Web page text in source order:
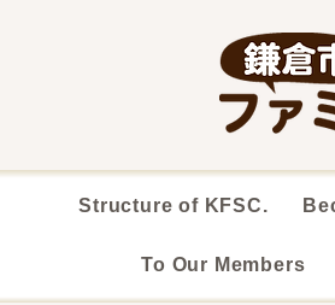
Structure of KFSC.
To Our Members